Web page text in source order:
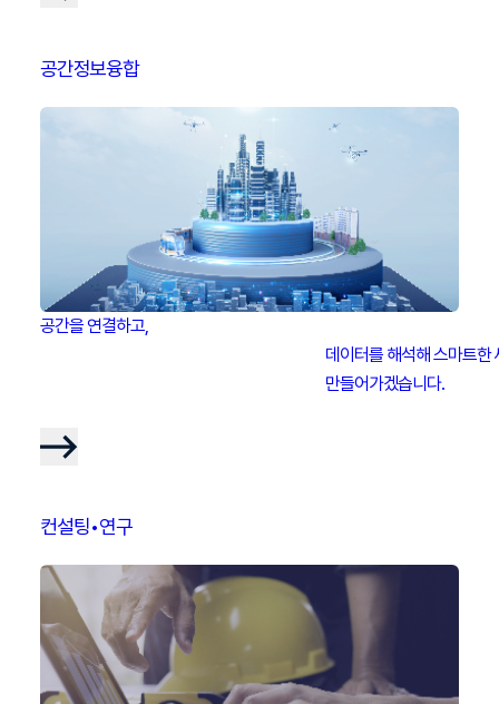
공간정보융합
공간을 연결하고,
컨설팅•연구